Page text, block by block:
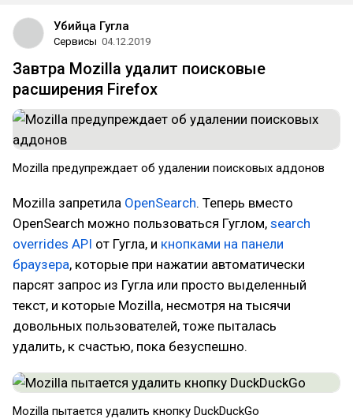
Убийца Гугла
Сервисы 04.12.2019
Завтра Mozilla удалит поисковые
расширения Firefox
Mozilla предупреждает об удалении поисковых аддонов
Mozilla запретила OpenSearch. Теперь вместо
OpenSearch можно пользоваться Гуглом, search
overrides API от Гугла, и кнопками на панели
браузера, которые при нажатии автоматически
парсят запрос из Гугла или просто выделенный
текст, и которые Mozilla, несмотря на тысячи
довольных пользователей, тоже пыталась
удалить, к счастью, пока безуспешно.
Mozilla пытается удалить кнопку DuckDuckGo